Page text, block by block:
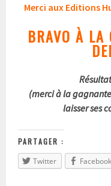
Merci aux Editions
BRAVO À LA
(merci à la
laisser ses
PARTAGER :
Twitter
Facebook